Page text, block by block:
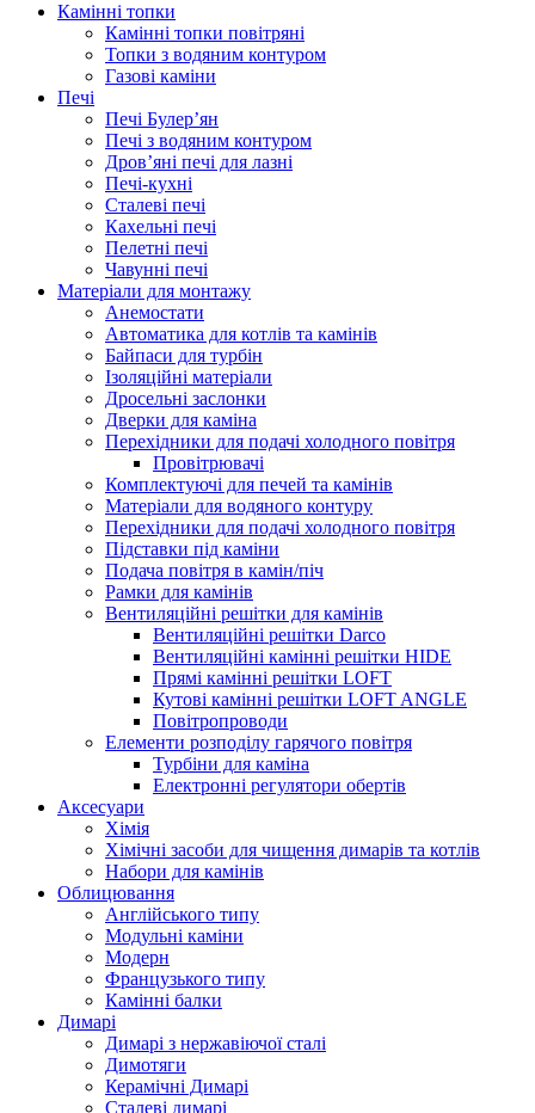
Камінні топки
Камінні топки повітряні
Топки з водяним контуром
Газові каміни
Печі
Печі Булер’ян
Печі з водяним контуром
Дров’яні печі для лазні
Печі-кухні
Сталеві печі
Кахельні печі
Пелетні печі
Чавунні печі
Матеріали для монтажу
Анемостати
Автоматика для котлів та камінів
Байпаси для турбін
Ізоляційні матеріали
Дросельні заслонки
Дверки для каміна
Перехідники для подачі холодного повітря
Провітрювачі
Комплектуючі для печей та камінів
Матеріали для водяного контуру
Перехідники для подачі холодного повітря
Підставки під каміни
Подача повітря в камін/піч
Рамки для камінів
Вентиляційні решітки для камінів
Вентиляційні решітки Darco
Вентиляційні камінні решітки HIDE
Прямі камінні решітки LOFT
Кутові камінні решітки LOFT ANGLE
Повітропроводи
Елементи розподілу гарячого повітря
Турбіни для каміна
Електронні регулятори обертів
Аксесуари
Хімія
Хімічні засоби для чищення димарів та котлів
Набори для камінів
Облицювання
Англійського типу
Модульні каміни
Модерн
Французького типу
Камінні балки
Димарі
Димарі з нержавіючої сталі
Димотяги
Керамічні Димарі
Сталеві димарі